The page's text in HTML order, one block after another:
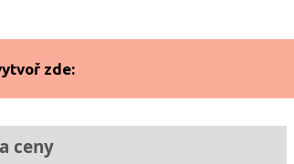
zde:
ceny